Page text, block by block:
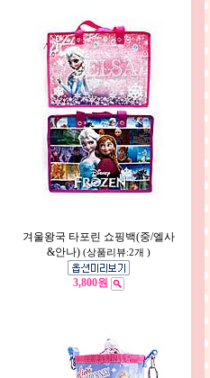
겨울왕국 타포린 쇼핑백(중/엘사
&안나) (상품리뷰:2개 )
3,800원